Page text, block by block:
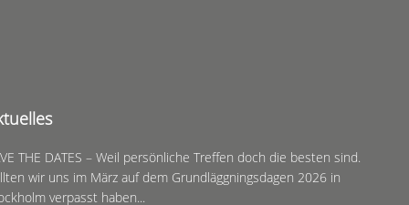
THE DATES – Weil persönliche Treffen doch die besten sind.
wir uns im März auf dem Grundläggningsdagen 2026 in
verpasst haben...